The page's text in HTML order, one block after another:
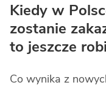
Kiedy w
zostanie
to jeszcze
Co wynika z